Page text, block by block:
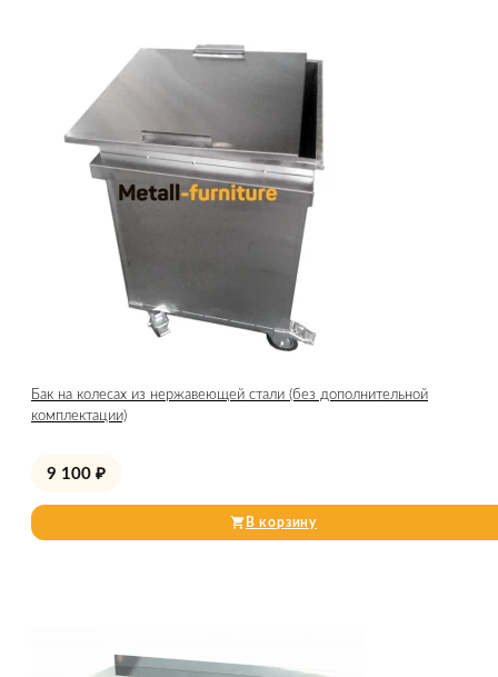
Бак на колесах из нержавеющей стали (без дополнительной
комплектации)
9 100 ₽
В корзину